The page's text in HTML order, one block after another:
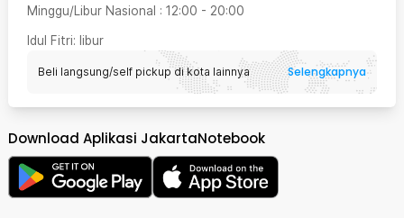
Minggu/Libur Nasional : 12:00 - 20:00
Idul Fitri: libur
Beli langsung/self pickup di kota lainnya Selengkapnya
Download Aplikasi JakartaNotebook